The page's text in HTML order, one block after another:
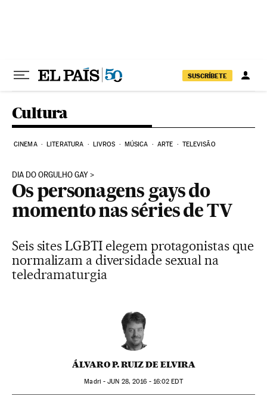
SUSCRÍBETE
Cultura
CINEMA LITERATURA LIVROS MÚSICA ARTE TELEVISÃO
DIA DO ORGULHO GAY
Os personagens gays do
momento nas séries de TV
Seis sites LGBTI elegem protagonistas que
normalizam a diversidade sexual na
teledramaturgia
ÁLVARO P. RUIZ DE ELVIRA
Madri -JUN 28, 2016 - 16:02 EDT